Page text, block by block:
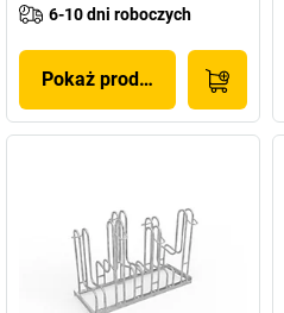
6-10 dni roboczych
Pokaż produkt